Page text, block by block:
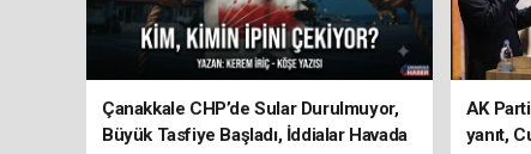
Çanakkale CHP’de Sular Durulmuyor,
Büyük Tasfiye Başladı, İddialar Havada
AK
yanıt,